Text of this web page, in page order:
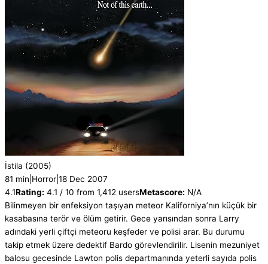
İstila (2005)
81 min Horror 18 Dec 2007
4.1Rating: 4.1 / 10 from 1,412 usersMetascore: N/A
Bilinmeyen bir enfeksiyon taşıyan meteor Kaliforniya’nın küçük bir
kasabasına terör ve ölüm getirir. Gece yarısından sonra Larry
adındaki yerli çiftçi meteoru keşfeder ve polisi arar. Bu durumu
takip etmek üzere dedektif Bardo görevlendirilir. Lisenin mezuniyet
balosu gecesinde Lawton polis departmanında yeterli sayıda polis